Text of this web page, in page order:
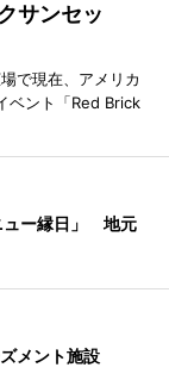
サンセッ
で現在、アメリカ
ベント「Red Brick
ュー縁日」 地元
メント施設